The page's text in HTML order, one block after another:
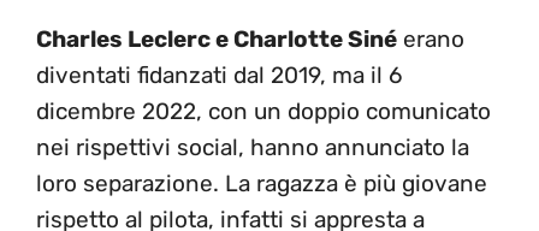
Charles Leclerc e Charlotte Siné erano
diventati fidanzati dal 2019, ma il 6
dicembre 2022, con un doppio comunicato
nei rispettivi social, hanno annunciato la
loro separazione. La ragazza è più giovane
rispetto al pilota, infatti si appresta a